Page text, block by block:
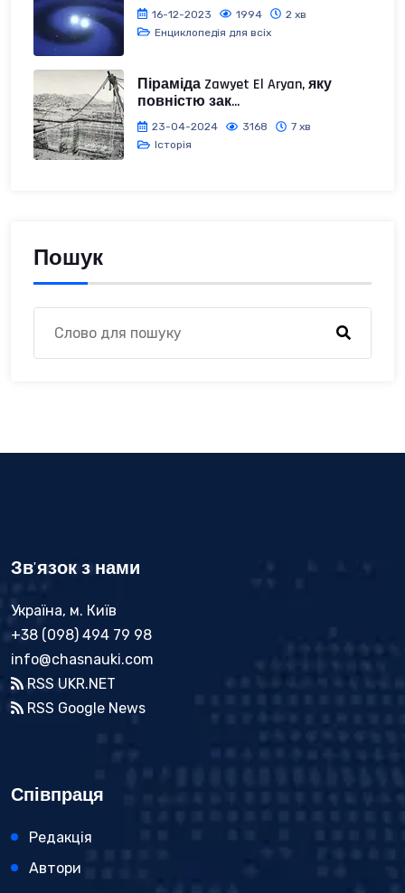
16-12-2023 1994
2 хв
Енциклопедія для всіх
Піраміда Zawyet El Aryan, яку
повністю зак...
23-04-2024 3168
7 хв
Історія
Пошук
Зв'язок з нами
Україна, м. Київ
+38 (098) 494 79 98
info@chasnauki.com
RSS UKR.NET
RSS Google News
Співпраця
Редакція
Автори